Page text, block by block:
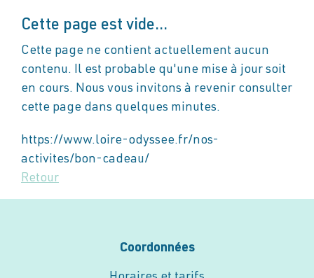
Cette page est vide...
Cette page ne contient actuellement aucun
contenu. Il est probable qu'une mise à jour soit
en cours. Nous vous invitons à revenir consulter
cette page dans quelques minutes.
https://www.loire-odyssee.fr/nos-
activites/bon-cadeau/
Retour
Coordonnées